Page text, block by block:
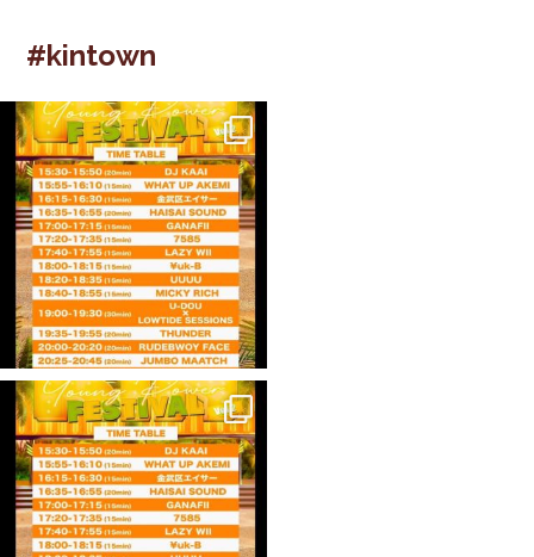
#kintown